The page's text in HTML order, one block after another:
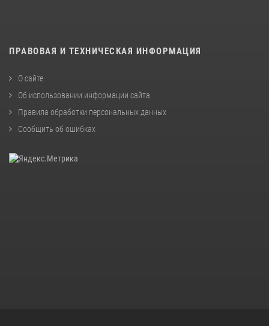
ПРАВОВАЯ И ТЕХНИЧЕСКАЯ ИНФОРМАЦИЯ
О сайте
Об использовании информации сайта
Правила обработки персональных данных
Сообщить об ошибках